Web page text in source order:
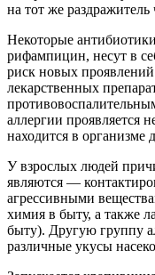
на тот же раздражитель
Некоторые
рифампицин, несут в
риск новых
лекарственных
аллергии проявляется
находится в организме
У взрослых людей
являются —
агрессивными
химия в быту, а также
быту). Другую группу
различные укусы